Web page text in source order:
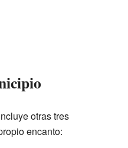
otras tres
encanto: